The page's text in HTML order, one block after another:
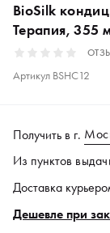
BioSilk
Терапия, 355
Артикул BSHC12
Получить в г.
Из пунктов
Доставка
Дешевле при